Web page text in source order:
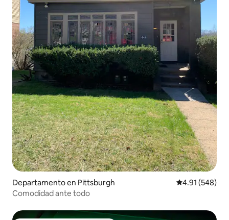
Departamento en Pittsburgh Calificación
4.91 (548)
Comodidad ante todo